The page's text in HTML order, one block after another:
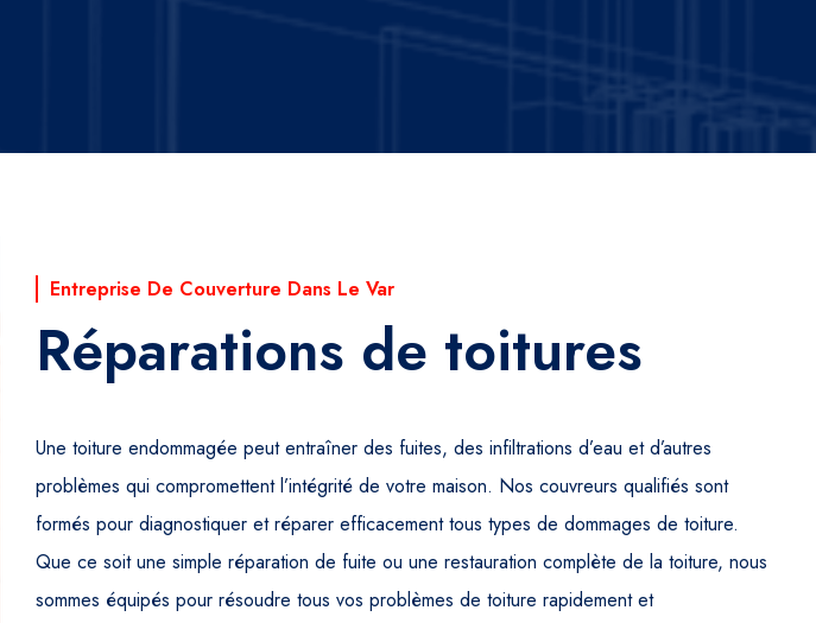
Entreprise De Couverture Dans Le Var
Réparations de toitures
Une toiture endommagée peut entraîner des fuites, des infiltrations d’eau et d’autres
problèmes qui compromettent l’intégrité de votre maison. Nos couvreurs qualifiés sont
formés pour diagnostiquer et réparer efficacement tous types de dommages de toiture.
Que ce soit une simple réparation de fuite ou une restauration complète de la toiture, nous
sommes équipés pour résoudre tous vos problèmes de toiture rapidement et